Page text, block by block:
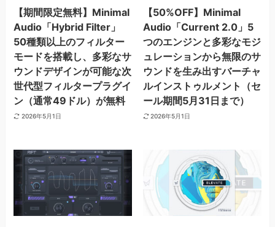
【期間限定無料】Minimal
Audio「Hybrid Filter」
50種類以上のフィルター
モードを搭載し、多彩なサ
ウンドデザインが可能な次
世代型フィルタープラグイ
ン（通常49ドル）が無料
2026年5月1日
【50%OFF】Minimal
Audio「Current 2.0」5
つのエンジンと多彩なモジ
ュレーションから無限のサ
ウンドを生み出すバーチャ
ルインストゥルメント（セ
ール期間5月31日まで）
2026年5月1日